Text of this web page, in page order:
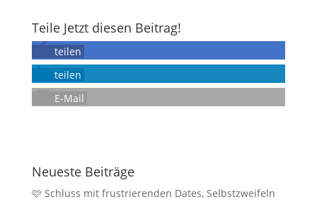
Teile Jetzt diesen Beitrag!
teilen
teilen
E-Mail
Neueste Beiträge
🩷 Schluss mit frustrierenden Dates, Selbstzweifeln